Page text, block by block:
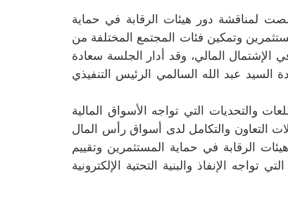
لمناقشة دور هيئات الرقابة في حماية
وتمكين فئات المجتمع المختلفة من
المالي، وقد أدار الجلسة سعادة
عبد الله السالمي الرئيس التنفيذي
والتحديات التي تواجه الأسواق المالية
التعاون والتكامل لدى أسواق رأس المال
الرقابة في حماية المستثمرين وتقييم
الإنفاذ والبنية التحتية الإلكترونية